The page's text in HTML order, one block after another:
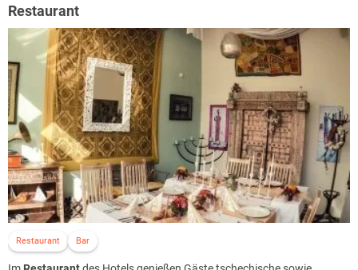
Restaurant
Restaurant Bar